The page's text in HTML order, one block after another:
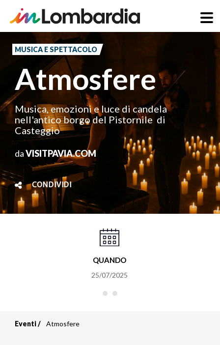
principale
MUSICA E SPETTACOLO
Atmosfere
Musica, emozioni e luce di candela
nell'antico borgo del Pistornile di
Casteggio
daVISITPAVIA.COM
CONDIVIDI
QUANDO
25/07/2025
Eventi Atmosfere